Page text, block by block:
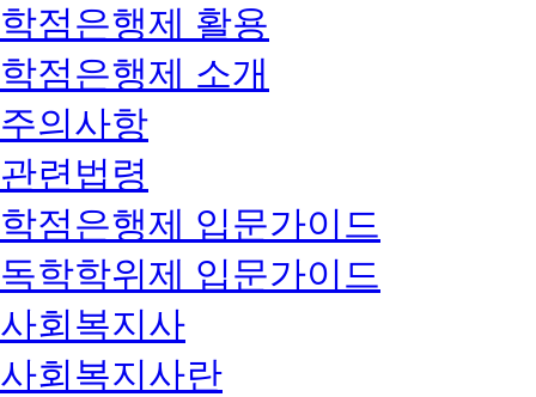
학점은행제 활용
학점은행제 소개
주의사항
관련법령
학점은행제 입문가이드
독학학위제 입문가이드
사회복지사
사회복지사란